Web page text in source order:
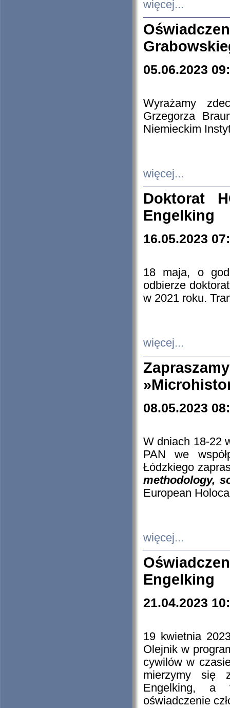
więcej...
05.06.2023
Wyrażamy
Grzegorza
Niemieckim
więcej...
Doktorat
Engelking
16.05.2023
18 maja, o
odbierze
w 2021 roku.
więcej...
08.05.2023
W dniach 18-22
PAN we
Łódzkiego
methodology,
European
więcej...
Engelking
21.04.2023
19 kwietnia
Olejnik w
cywilów w
mierzymy się
Engelking, a
oświadczenie